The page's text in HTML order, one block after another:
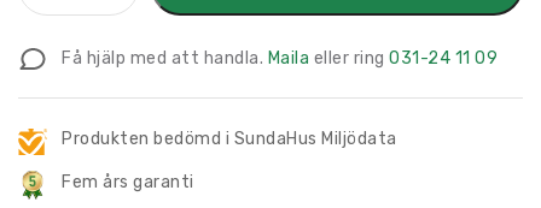
Piktogram
text
Latrintömning
mängd
Få hjälp med att handla. Maila eller ring 031-24 11 09
Produkten bedömd i SundaHus Miljödata
Fem års garanti